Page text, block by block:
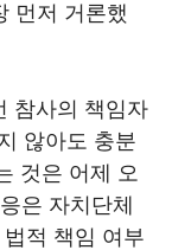
먼저 거론했
참사의 책임자
않아도 충분
것은 어제 오
은 자치단체
적 책임 여부